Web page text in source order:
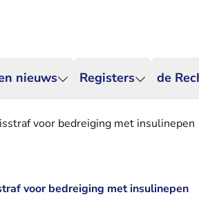
nieuws Registers de
voor bedreiging met insulinepen
voor bedreiging met insulinepen